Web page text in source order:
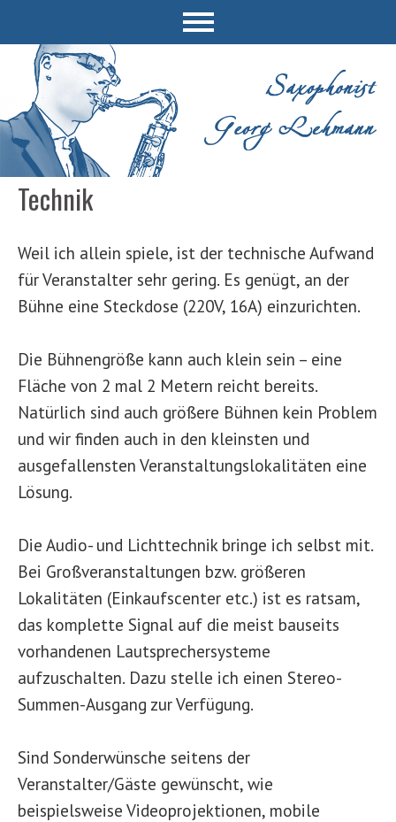
Technik
Weil ich allein spiele, ist der technische Aufwand
für Veranstalter sehr gering. Es genügt, an der
Bühne eine Steckdose (220V, 16A) einzurichten.
Die Bühnengröße kann auch klein sein – eine
Fläche von 2 mal 2 Metern reicht bereits.
Natürlich sind auch größere Bühnen kein Problem
und wir finden auch in den kleinsten und
ausgefallensten Veranstaltungslokalitäten eine
Lösung.
Die Audio- und Lichttechnik bringe ich selbst mit.
Bei Großveranstaltungen bzw. größeren
Lokalitäten (Einkaufscenter etc.) ist es ratsam,
das komplette Signal auf die meist bauseits
vorhandenen Lautsprechersysteme
aufzuschalten. Dazu stelle ich einen Stereo-
Summen-Ausgang zur Verfügung.
Sind Sonderwünsche seitens der
Veranstalter/Gäste gewünscht, wie
beispielsweise Videoprojektionen, mobile